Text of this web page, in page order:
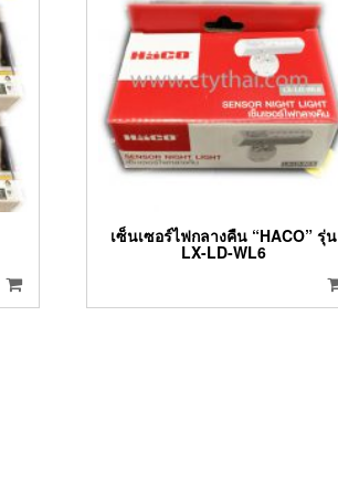
เซ็นเซอร์ไฟกลางคืน “HACO” รุ่น
LX-LD-WL6